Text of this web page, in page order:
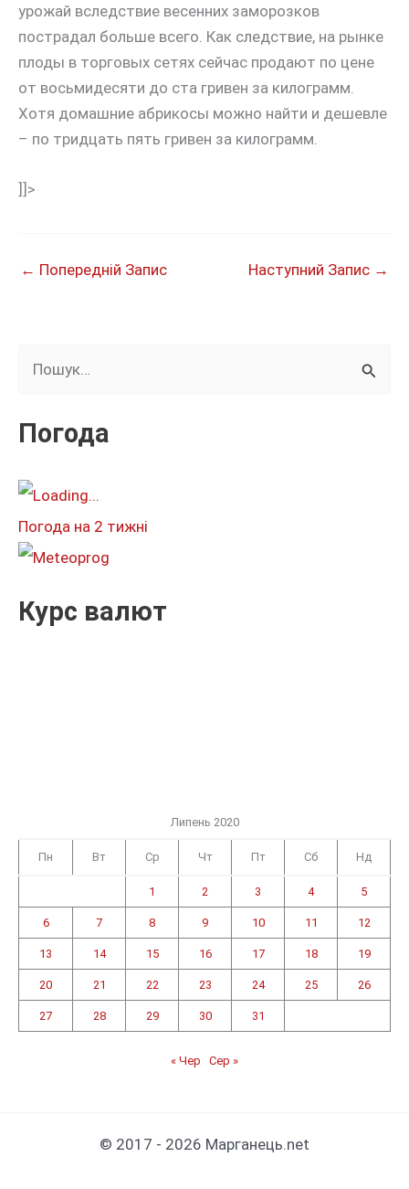
урожай вследствие весенних заморозков
пострадал больше всего. Как следствие, на рынке
плоды в торговых сетях сейчас продают по цене
от восьмидесяти до ста гривен за килограмм.
Хотя домашние абрикосы можно найти и дешевле
– по тридцать пять гривен за килограмм.
]]>
← Попередній Запис Наступний Запис →
к
т
:
Погода
Погода на 2 тижні
Курс валют
Липень 2020
Пн Вт Ср Чт Пт Сб Нд
1 2 3 4 5
6 7 8 9 10 11 12
13 14 15 16 17 18 19
20 21 22 23 24 25 26
27 28 29 30 31
« Чер Сер »
© 2017 - 2026 Марганець.net